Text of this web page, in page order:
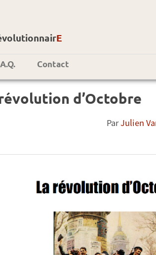
E
Contact
d’Octobre
ParJulien